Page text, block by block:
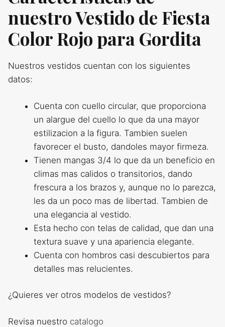
nuestro Vestido de Fiesta
Color Rojo para Gordita
Nuestros vestidos cuentan con los siguientes
datos:
Cuenta con cuello circular, que proporciona
un alargue del cuello lo que da una mayor
estilizacion a la figura. Tambien suelen
favorecer el busto, dandoles mayor firmeza.
Tienen mangas 3/4 lo que da un beneficio en
climas mas calidos o transitorios, dando
frescura a los brazos y, aunque no lo parezca,
les da un poco mas de libertad. Tambien de
una elegancia al vestido.
Esta hecho con telas de calidad, que dan una
textura suave y una apariencia elegante.
Cuenta con hombros casi descubiertos para
detalles mas relucientes.
¿Quieres ver otros modelos de vestidos?
Revisa nuestro catalogo